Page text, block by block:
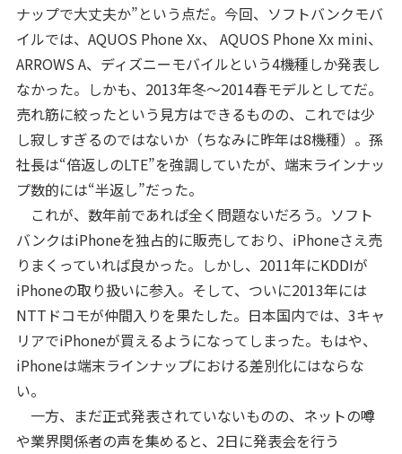
ナップで大丈夫か”という点だ。今回、ソフトバンクモバ
イルでは、AQUOS Phone Xx、 AQUOS Phone Xx mini、
ARROWS A、ディズニーモバイルという4機種しか発表し
なかった。しかも、2013年冬～2014春モデルとしてだ。
売れ筋に絞ったという見方はできるものの、これでは少
し寂しすぎるのではないか（ちなみに昨年は8機種）。孫
社長は“倍返しのLTE”を強調していたが、端末ラインナッ
プ数的には“半返し”だった。
これが、数年前であれば全く問題ないだろう。ソフト
バンクはiPhoneを独占的に販売しており、iPhoneさえ売
りまくっていれば良かった。しかし、2011年にKDDIが
iPhoneの取り扱いに参入。そして、ついに2013年には
NTTドコモが仲間入りを果たした。日本国内では、3キャ
リアでiPhoneが買えるようになってしまった。もはや、
iPhoneは端末ラインナップにおける差別化にはならな
い。
一方、まだ正式発表されていないものの、ネットの噂
や業界関係者の声を集めると、2日に発表会を行う